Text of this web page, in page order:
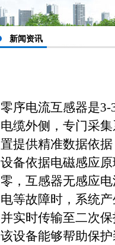
新闻资讯
零序电流互感器是
电缆外侧，专门采
置提供精准数据依
设备依据电磁感应
零，互感器无感应
电等故障时，系统
并实时传输至二次
该设备能够帮助保